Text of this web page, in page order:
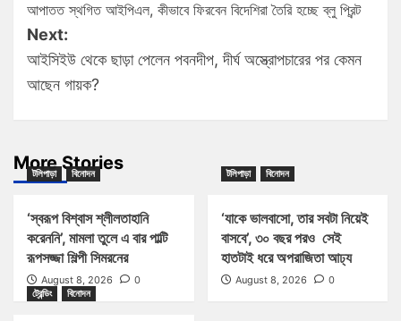
আপাতত স্থগিত আইপিএল, কীভাবে ফিরবেন বিদেশিরা তৈরি হচ্ছে ব্লু প্রিন্ট
Next:
আইসিইউ থেকে ছাড়া পেলেন পবনদীপ, দীর্ঘ অস্ত্রোপচারের পর কেমন
আছেন গায়ক?
More Stories
টলিপাড়া বিনোদন
‘স্বরূপ বিশ্বাস শ্লীলতাহানি
করেননি’, মামলা তুলে এ বার পাল্টি
রূপসজ্জা শিল্পী সিমরনের
August 8, 2026 0
টলিপাড়া বিনোদন
‘যাকে ভালবাসো, তার সবটা নিয়েই
বাসবে’, ৩০ বছর পরও সেই
হাতটাই ধরে অপরাজিতা আঢ্য
August 8, 2026
0
ট্রেন্ডিং
বিনোদন